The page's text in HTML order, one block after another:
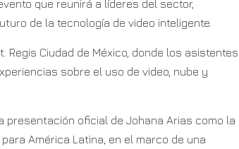
que reunirá a líderes del sector,
de la tecnología de video inteligente.
Ciudad de México, donde los asistentes
sobre el uso de video, nube y
presentación oficial de Johana Arias como la
América Latina, en el marco de una